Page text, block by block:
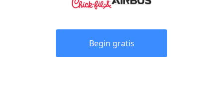
Begin gratis